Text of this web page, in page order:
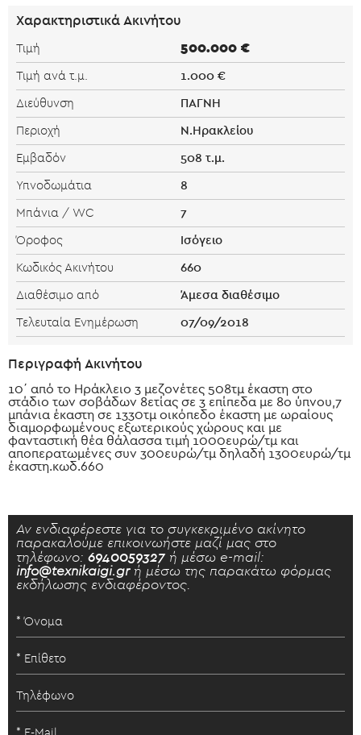
Χαρακτηριστικά Ακινήτου
Τιμή 500.000 €
Τιμή ανά τ.μ. 1.000 €
Διεύθυνση ΠΑΓΝΗ
Περιοχή Ν.Ηρακλείου
Εμβαδόν 508 τ.μ.
Υπνοδωμάτια 8
Μπάνια / WC 7
Όροφος Ισόγειο
Κωδικός Ακινήτου 660
Διαθέσιμο από Άμεσα διαθέσιμο
Τελευταία Ενημέρωση 07/09/2018
Περιγραφή Ακινήτου
10΄ από το Ηράκλειο 3 μεζονέτες 508τμ έκαστη στο
στάδιο των σοβάδων 8ετίας σε 3 επίπεδα με 8ο ύπνου,7
μπάνια έκαστη σε 1330τμ οικόπεδο έκαστη με ωραίους
διαμορφωμένους εξωτερικούς χώρους και με
φανταστική θέα θάλασσα τιμή 1000ευρώ/τμ και
αποπερατωμένες συν 300ευρώ/τμ δηλαδή 1300ευρώ/τμ
έκαστη.κωδ.660
Αν ενδιαφέρεστε για το συγκεκριμένο ακίνητο
παρακαλούμε επικοινωήστε μαζί μας στο
τηλέφωνο: 6940059327 ή μέσω e-mail:
info@texnikaigi.grή μέσω της παρακάτω φόρμας
εκδήλωσης ενδιαφέροντος.